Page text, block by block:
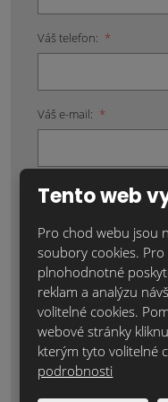
Váš telefon: *
Váš e-mail: *
Místo realizace: *
Položky označené
Souhlasím se
Text zprávy
Tento web
Pro chod webu jsou
soubory cookies.
plnohodnotné
reklam a analýzu
volitelné cookies.
webové stránky
kterým tyto volitelné
podrobnosti